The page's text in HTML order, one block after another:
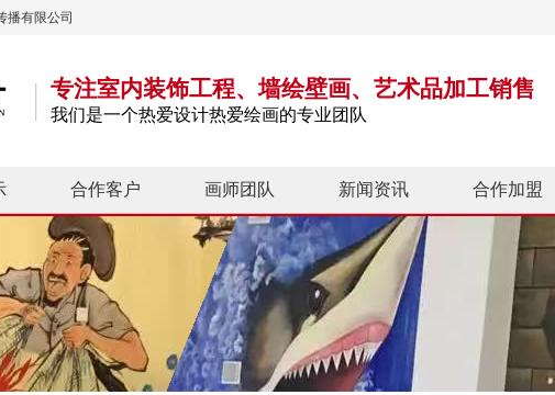
播有限公司
专注室内装饰工程、墙绘壁画、艺术品加工销售
我们是一个热爱设计热爱绘画的专业团队
合作客户 画师团队 新闻资讯 合作加盟